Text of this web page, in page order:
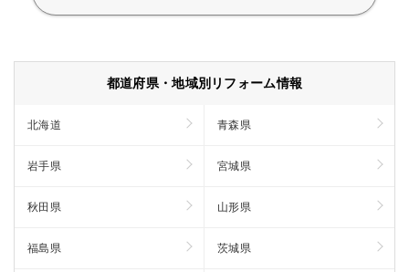
都道府県・地域別リフォーム情報
北海道 青森県
岩手県 宮城県
秋田県 山形県
福島県 茨城県